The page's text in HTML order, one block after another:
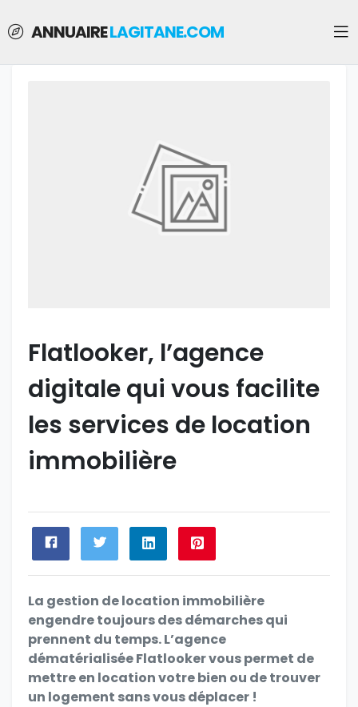
ANNUAIRELAGITANE.COM
Flatlooker, l’agence
digitale qui vous facilite
les services de location
immobilière
La gestion de location immobilière
engendre toujours des démarches qui
prennent du temps. L’agence
dématérialisée Flatlooker vous permet de
mettre en location votre bien ou de trouver
un logement sans vous déplacer !